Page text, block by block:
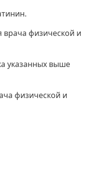
физической и
указанных выше
физической и